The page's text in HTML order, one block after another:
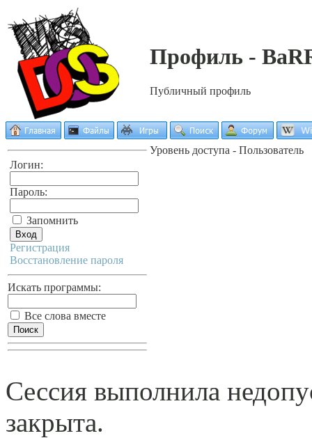
Профиль -
Публичный профиль
Логин:
Пароль:
Запомнить
Регистрация
Восстановление пароля
Искать программы:
Все слова вместе
Уровень доступа - Пользователь
Сессия выполнила
закрыта.